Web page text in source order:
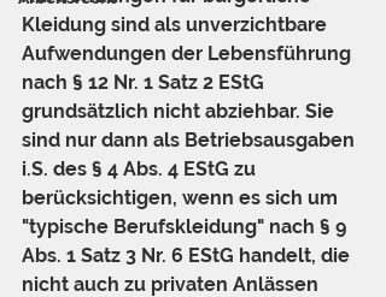
Kleidung sind als unverzichtbare
Aufwendungen der Lebensführung
nach § 12 Nr. 1 Satz 2 EStG
grundsätzlich nicht abziehbar. Sie
sind nur dann als Betriebsausgaben
i.S. des § 4 Abs. 4 EStG zu
berücksichtigen, wenn es sich um
"typische Berufskleidung" nach § 9
Abs. 1 Satz 3 Nr. 6 EStG handelt, die
nicht auch zu privaten Anlässen